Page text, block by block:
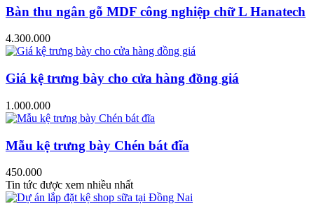
Bàn thu ngân gỗ MDF công nghiệp chữ L Hanatech
4.300.000
Giá kệ trưng bày cho cửa hàng đồng giá
1.000.000
Mẫu kệ trưng bày Chén bát đĩa
450.000
Tin tức được xem nhiều nhất